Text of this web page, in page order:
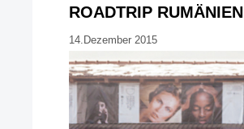
ROADTRIP RUMÄNIEN
14.Dezember 2015